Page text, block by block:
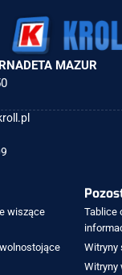
MAZUR
wiszące
Tablice
Witryny
Witryny